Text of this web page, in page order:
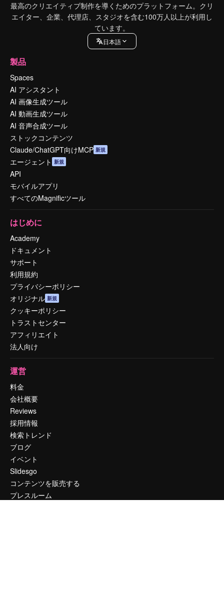
最高のクリエイティブ制作を導くためのプラットフォーム。クリ
エイター、企業、代理店、スタジオを含む100万人以上が利用し
ています。
日本語
製品
Spaces
AI アシスタント
AI 画像生成ツール
AI 動画生成ツール
AI 音声合成ツール
ストックコンテンツ
Claude/ChatGPT向けMCP 新規
エージェント 新規
API
モバイルアプリ
すべてのMagnificツール
はじめに
Academy
ドキュメント
サポート
利用規約
プライバシーポリシー
オリジナル 新規
クッキーポリシー
トラストセンター
アフィリエイト
法人向け
運営
料金
会社概要
Reviews
採用情報
検索トレンド
ブログ
イベント
Slidesgo
コンテンツを販売する
プレスルーム